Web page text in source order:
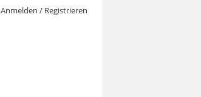
Anmelden / Registrieren